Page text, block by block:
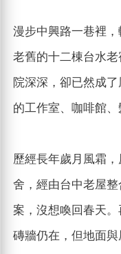
漫步中興路一巷裡
老舊的十二棟台水
院深深，卻已然成
的工作室、咖啡館、
歷經長年歲月風霜
舍，經由台中老屋
案，沒想喚回春天
磚牆仍在，但地面